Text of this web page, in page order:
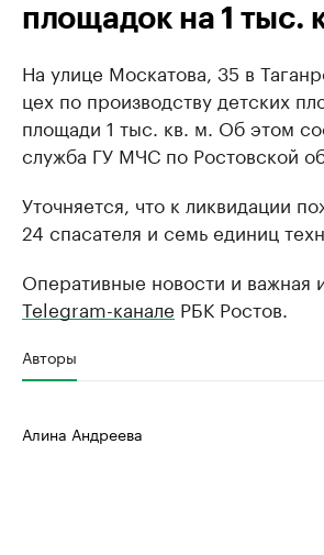
площадок на 1 тыс.
На улице Москатова, 35 в
цех по производству детских
площади 1 тыс. кв. м. Об этом
служба ГУ МЧС по Ростовской
Уточняется, что к ликвидации
24 спасателя и семь единиц
Оперативные новости и
Telegram-канале РБК Ростов.
Авторы
Алина Андреева